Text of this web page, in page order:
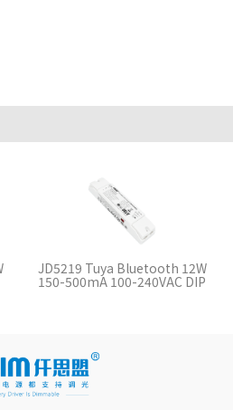
JD5219 Tuya Bluetooth 12W
150-500mA 100-240VAC DIP